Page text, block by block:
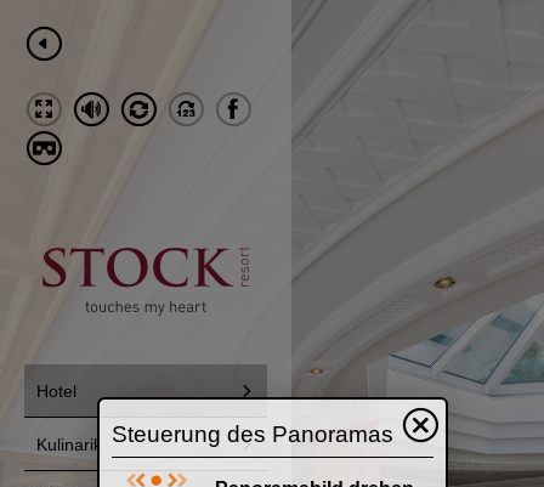
Steuerung des Panoramas